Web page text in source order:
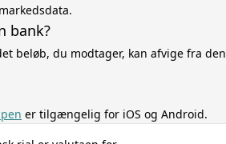
bank?
beløb, du modtager, kan afvige fra den
er tilgængelig for iOS og Android.